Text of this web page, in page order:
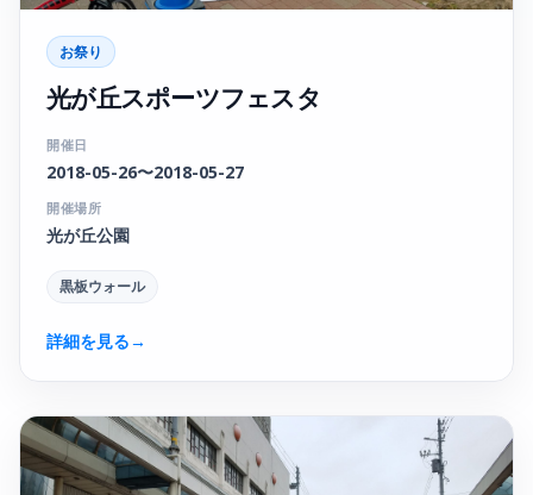
お祭り
光が丘スポーツフェスタ
開催日
2018-05-26〜2018-05-27
開催場所
光が丘公園
黒板ウォール
詳細を見る→